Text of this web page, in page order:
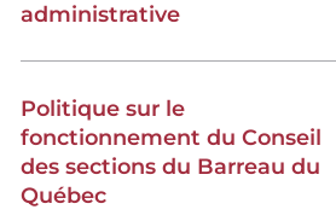
administrative
Politique sur le
fonctionnement du Conseil
des sections du Barreau du
Québec